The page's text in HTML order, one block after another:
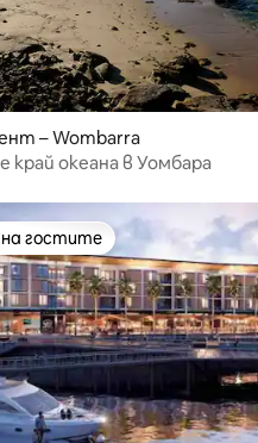
– Wombarra
край океана в Уомбара
избор на гостите
гостите